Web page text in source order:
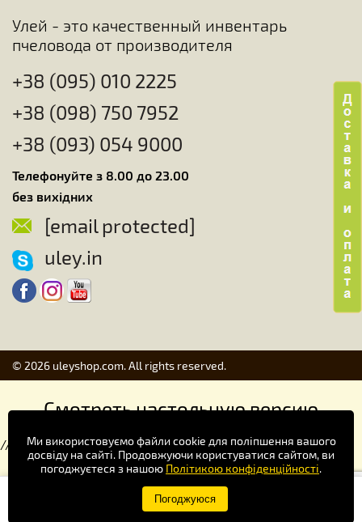
Улей - это качественный инвентарь
пчеловода от производителя
+38 (095) 010 2225
+38 (098) 750 7952
+38 (093) 054 9000
Телефонуйте з 8.00 до 23.00
без вихідних
[email protected]
uley.in
© 2026 uleyshop.com. All rights reserved.
Ми використовуємо файли cookie для поліпшення вашого
досвіду на сайті. Продовжуючи користуватися сайтом, ви
погоджуєтеся з нашою Політикою конфіденційності.
Погоджуюся
Смотреть настольную версию
//
Купуй зручніше в додатку!